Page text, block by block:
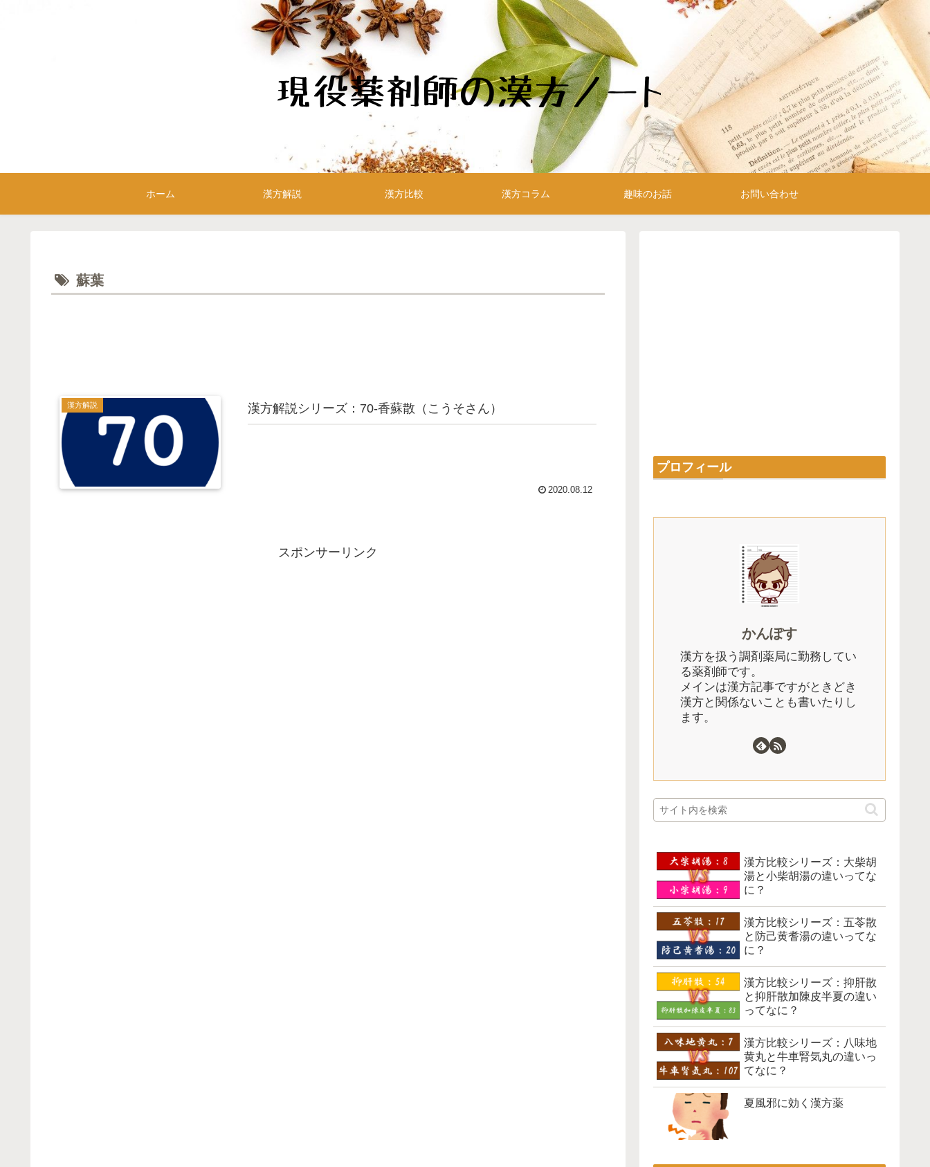
ホーム 漢方解説 漢方比較 漢方コラム 趣味のお話 お問い合わせ
蘇葉
漢方解説 漢方解説シリーズ：70-香蘇散（こうそさん）
2020.08.12
スポンサーリンク
プロフィール
かんぽす
漢方を扱う調剤薬局に勤務してい
る薬剤師です。
メインは漢方記事ですがときどき
漢方と関係ないことも書いたりし
ます。
漢方比較シリーズ：大柴胡
湯と小柴胡湯の違いってな
に？
漢方比較シリーズ：五苓散
と防己黄耆湯の違いってな
に？
漢方比較シリーズ：抑肝散
と抑肝散加陳皮半夏の違い
ってなに？
漢方比較シリーズ：八味地
黄丸と牛車腎気丸の違いっ
てなに？
夏風邪に効く漢方薬